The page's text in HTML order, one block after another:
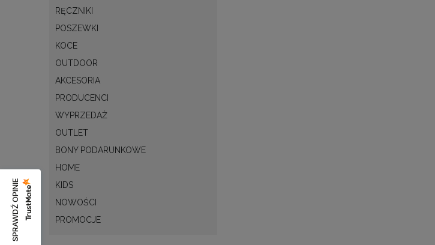
RĘCZNIKI
POSZEWKI
KOCE
OUTDOOR
AKCESORIA
PRODUCENCI
WYPRZEDAŻ
OUTLET
BONY PODARUNKOWE
HOME
KIDS
NOWOŚCI
PROMOCJE
SPRAWDŹ OPINIE